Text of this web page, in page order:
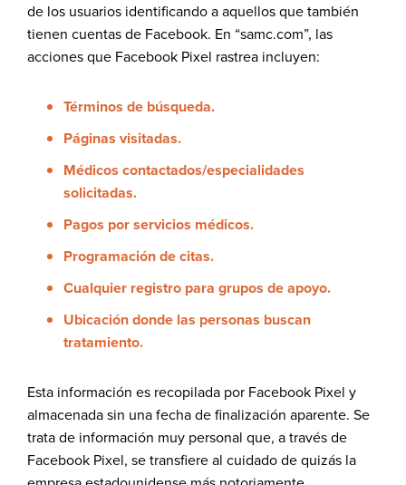
de los usuarios identificando a aquellos que también
tienen cuentas de Facebook. En “samc.com”, las
acciones que Facebook Pixel rastrea incluyen:
Términos de búsqueda.
Páginas visitadas.
Médicos contactados/especialidades
solicitadas.
Pagos por servicios médicos.
Programación de citas.
Cualquier registro para grupos de apoyo.
Ubicación donde las personas buscan
tratamiento.
Esta información es recopilada por Facebook Pixel y
almacenada sin una fecha de finalización aparente. Se
trata de información muy personal que, a través de
Facebook Pixel, se transfiere al cuidado de quizás la